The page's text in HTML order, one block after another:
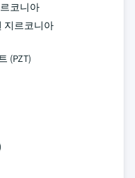
코니아
지르코니아
(PZT)